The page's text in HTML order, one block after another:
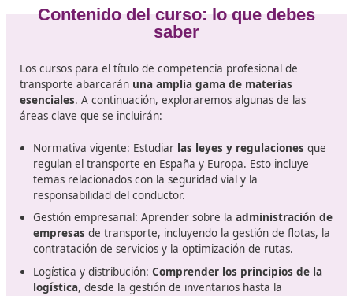
El título de competencia profesional de transporte es
de transporte, permitiéndoles operar vehículos
y gestionar servicios de logística. Este título es esencial
asegurar que todos los operadores de transporte
comprendan no solo las normativas vigentes, sino que
teóricos sobre la gestión eficiente de recursos.
En la actualidad, obtener esta titulación no se limitará
cumplir con una serie de exámenes, sino que implicará
participar en un curso intensivo que abarque temas
normativa financiera, la logística y la planificación del
transporte, así como la gestión de riesgos y la
Estos cursos están diseñados parapreparar a los